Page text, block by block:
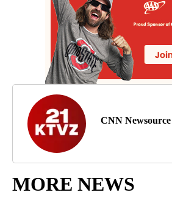
CNN Newsource
MORE NEWS